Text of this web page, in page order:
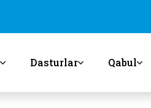
Dasturlar Qabul